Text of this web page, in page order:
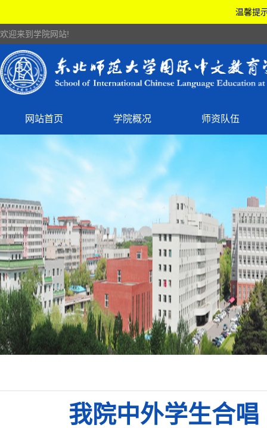
温馨提
欢迎来到学院网站!
网站首页 学院概况 师资队伍
我院中外学生合